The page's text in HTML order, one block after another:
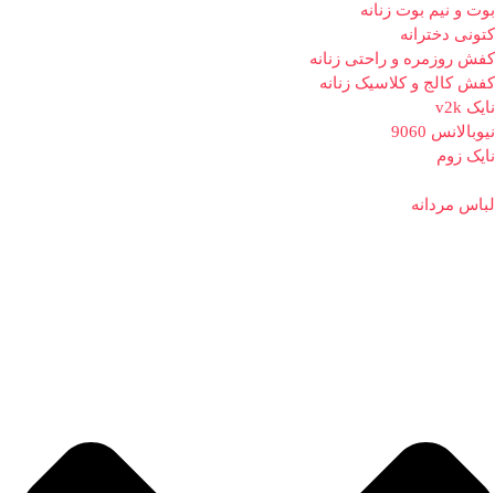
بوت و نیم بوت زنانه
کتونی دخترانه
کفش روزمره و راحتی زنانه
کفش کالج و کلاسیک زنانه
نایک v2k
نیوبالانس 9060
نایک زوم
لباس مردانه